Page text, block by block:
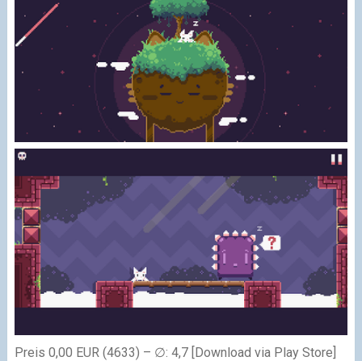
Preis 0,00 EUR (4633) – ∅: 4,7 [Download via Play Store]